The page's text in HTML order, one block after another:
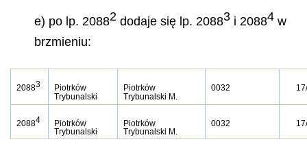
e) po lp. 20882 dodaje się lp. 20883 i 20884 w
brzmieniu:
20883
Piotrków
Trybunalski
Piotrków
Trybunalski M.
0032
20884
Piotrków
Trybunalski
Piotrków
Trybunalski M.
0032